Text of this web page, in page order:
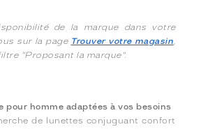
de la marque dans votre
sur la page Trouver votre magasin,
"Proposant la marque".
pour homme adaptées à vos besoins
de lunettes conjuguant confort